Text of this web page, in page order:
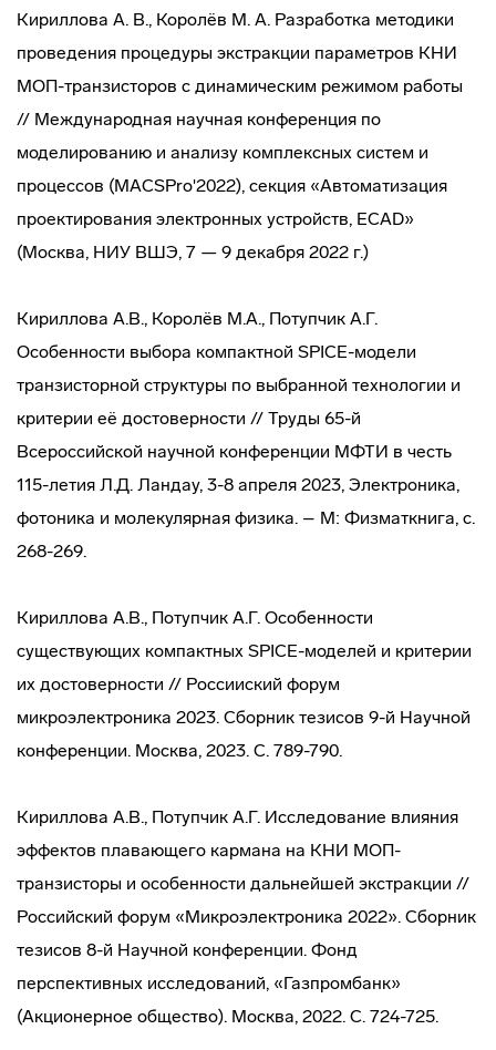
Кириллова А. В., Королёв М. А. Разработка методики
проведения процедуры экстракции параметров КНИ
МОП-транзисторов с динамическим режимом работы
// Международная научная конференция по
моделированию и анализу комплексных систем и
процессов (MACSPro'2022), секция «Автоматизация
проектирования электронных устройств, ECAD»
(Москва, НИУ ВШЭ, 7 — 9 декабря 2022 г.)
Кириллова А.В., Королёв М.А., Потупчик А.Г.
Особенности выбора компактной SPICE-модели
транзисторной структуры по выбранной технологии и
критерии её достоверности // Труды 65-й
Всероссийской научной конференции МФТИ в честь
115-летия Л.Д. Ландау, 3-8 апреля 2023, Электроника,
фотоника и молекулярная физика. – М: Физматкнига, с.
268-269.
Кириллова А.В., Потупчик А.Г. Особенности
существующих компактных SPICE-моделей и критерии
их достоверности // Россииский форум
микроэлектроника 2023. Сборник тезисов 9-й Научной
конференции. Москва, 2023. С. 789-790.
Кириллова А.В., Потупчик А.Г. Исследование влияния
эффектов плавающего кармана на КНИ МОП-
транзисторы и особенности дальнейшей экстракции //
Российский форум «Микроэлектроника 2022». Сборник
тезисов 8-й Научной конференции. Фонд
перспективных исследований, «Газпромбанк»
(Акционерное общество). Москва, 2022. С. 724-725.